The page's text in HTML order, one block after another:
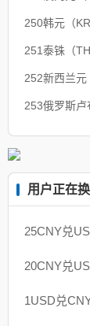
250韩元（
251泰铢（
252新西兰
253俄罗斯
用户正在换
25CNY兑
20CNY兑
1USD兑